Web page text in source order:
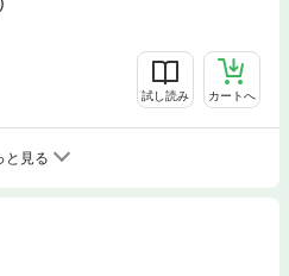
試し読み カートへ
と見る